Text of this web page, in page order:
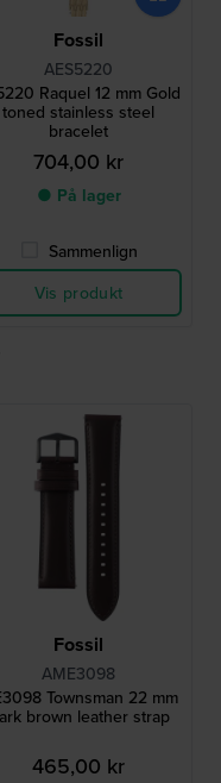
Fossil
AES5220
Raquel 12 mm Gold
toned stainless steel
bracelet
704,00 kr
● På lager
Sammenlign
Vis produkt
Fossil
AME3098
Townsman 22 mm
brown leather strap
465,00 kr